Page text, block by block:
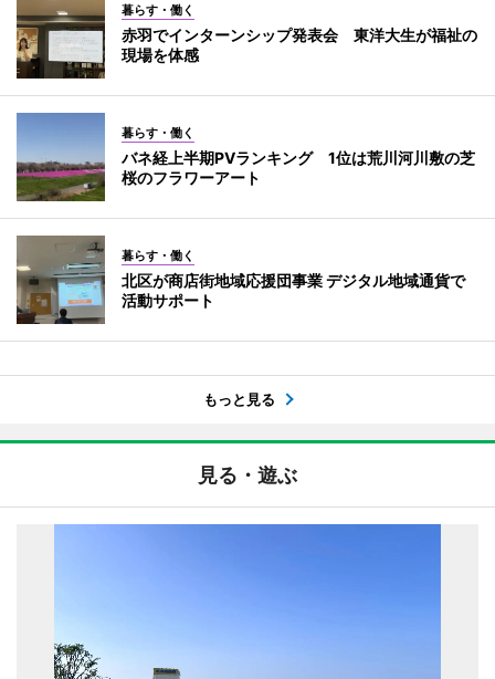
暮らす・働く
赤羽でインターンシップ発表会 東洋大生が福祉の
現場を体感
暮らす・働く
バネ経上半期PVランキング 1位は荒川河川敷の芝
桜のフラワーアート
暮らす・働く
北区が商店街地域応援団事業 デジタル地域通貨で
活動サポート
もっと見る
見る・遊ぶ